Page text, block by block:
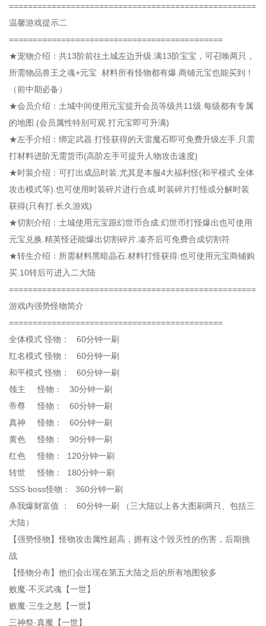
====================================================
温馨游戏提示二
=============================================
★宠物介绍：共13阶前往土城左边升级.满13阶宝宝，可召唤两只，
所需物品兽王之魂+元宝 材料所有怪物都有爆.商铺元宝也能买到！
（前中期必备）
★会员介绍：土城中间使用元宝提升会员等级共11级.每级都有专属
的地图.(会员属性特别可观.打元宝即可升满)
★左手介绍：绑定武器.打怪获得的天雷魔石即可免费升级左手.只需
打材料进阶无需货币(高阶左手可提升人物攻击速度)
★时装介绍：可打出成品时装.尤其是本服4大福利怪(和平模式.全体
攻击模式等).也可使用时装碎片进行合成.时装碎片打怪或分解时装
获得(只有打.长久游戏)
★切割介绍：土城使用元宝跟幻世币合成.幻世币打怪爆出也可使用
元宝兑换.精英怪还能爆出切割碎片.凑齐后可免费合成切割符
★转生介绍：所需材料黑暗晶石.材料打怪获得.也可使用元宝商铺购
买.10转后可进入二大陆
====================================================
游戏内强势怪物简介
=============================================
全体模式 怪物： 60分钟一刷
红名模式 怪物： 60分钟一刷
和平模式 怪物： 60分钟一刷
领主 怪物： 30分钟一刷
帝尊 怪物： 60分钟一刷
真神 怪物： 60分钟一刷
黄色 怪物： 90分钟一刷
红色 怪物： 120分钟一刷
转世 怪物： 180分钟一刷
SSS·boss怪物： 360分钟一刷
杀我爆财富值 ： 60分钟一刷 （三大陆以上各大图刷两只、包括三
大陆）
【强势怪物】怪物攻击属性超高，拥有这个毁灭性的伤害，后期挑
战
【怪物分布】他们会出现在第五大陆之后的所有地图较多
败魔·不灭武魂【一世】
败魔·三生之怒【一世】
三神祭·真魔【一世】